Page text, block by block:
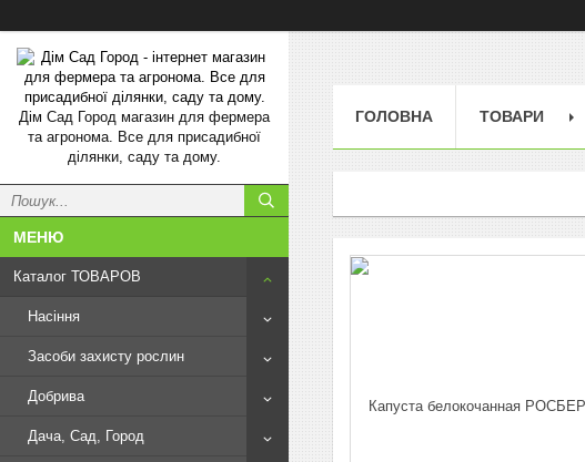
Дім Сад Город магазин для фермера
та агронома. Все для присадибної
ділянки, саду та дому.
Каталог ТОВАРОВ
Насіння
Засоби захисту рослин
Добрива
Дача, Сад, Город
ГОЛОВНА ТОВАРИ